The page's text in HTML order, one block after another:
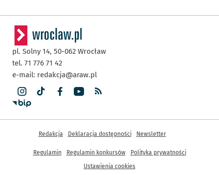
pl. Solny 14, 50-062 Wrocław
tel. 71 776 71 42
e-mail: redakcja@araw.pl
Inne informacje
Redakcja Deklaracja dostępności Newsletter
Regulamin Regulamin konkursów
Polityka prywatności
Ustawienia cookies